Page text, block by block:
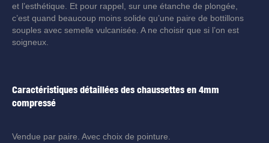
et l’esthétique. Et pour rappel, sur une étanche de plongée,
c’est quand beaucoup moins solide qu’une paire de bottillons
souples avec semelle vulcanisée. A ne choisir que si l’on est
soigneux.
Caractéristiques détaillées des chaussettes en 4mm
compressé
Vendue par paire. Avec choix de pointure.